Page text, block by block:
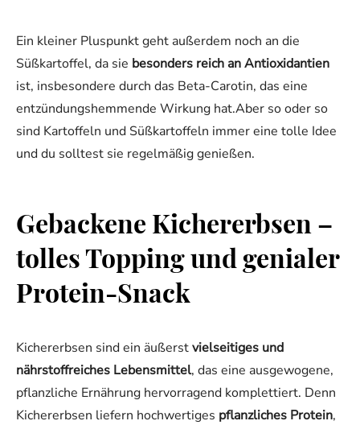
Ein kleiner Pluspunkt geht außerdem noch an die
Süßkartoffel, da sie besonders reich an Antioxidantien
ist, insbesondere durch das Beta-Carotin, das eine
entzündungshemmende Wirkung hat.Aber so oder so
sind Kartoffeln und Süßkartoffeln immer eine tolle Idee
und du solltest sie regelmäßig genießen.
Gebackene Kichererbsen –
tolles Topping und genialer
Protein-Snack
Kichererbsen sind ein äußerstvielseitiges und
nährstoffreiches Lebensmittel, das eine ausgewogene,
pflanzliche Ernährung hervorragend komplettiert. Denn
Kichererbsen liefern hochwertiges pflanzliches Protein,